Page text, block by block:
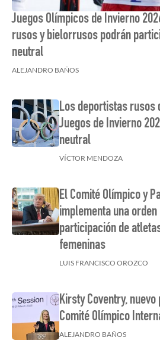
Juegos Olímpicos de Invierno
rusos y bielorrusos podrán
neutral
ALEJANDRO BAÑOS
Los deportistas rusos
Juegos de Invierno
neutral
VÍCTOR MENDOZA
El Comité Olímpico y
implementa una
participación de
femeninas
LUIS FRANCISCO OROZCO
Kirsty Coventry,
Comité Olímpico
ALEJANDRO BAÑOS